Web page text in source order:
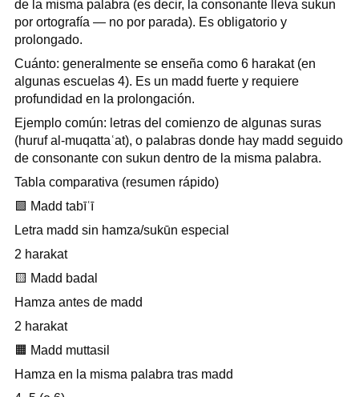
de la misma palabra (es decir, la consonante lleva sukun
por ortografía — no por parada). Es obligatorio y
prolongado.
Cuánto: generalmente se enseña como 6 harakat (en
algunas escuelas 4). Es un madd fuerte y requiere
profundidad en la prolongación.
Ejemplo común: letras del comienzo de algunas suras
(huruf al-muqattaʿat), o palabras donde hay madd seguido
de consonante con sukun dentro de la misma palabra.
Tabla comparativa (resumen rápido)
🟩 Madd tabīʿī
Letra madd sin hamza/sukūn especial
2 harakat
🟨 Madd badal
Hamza antes de madd
2 harakat
🟧 Madd muttasil
Hamza en la misma palabra tras madd